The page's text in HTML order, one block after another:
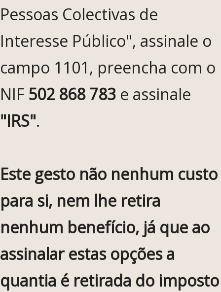
Pessoas Colectivas de
Interesse Público", assinale o
campo 1101, preencha com o
NIF 502 868 783 e assinale
"IRS".
Este gesto não nenhum custo
para si, nem lhe retira
nenhum benefício, já que ao
assinalar estas opções a
quantia é retirada do imposto